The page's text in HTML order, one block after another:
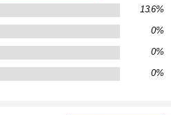
범한 일상이 극적으로 변하는 상상
대를 초월해 오늘날에도 유효하게
순히 신데렐라식 환상만을 심어 주는
어져 불합리한 대우를 받으면서도
켜 마침내 빛나는 미래를 얻은 소녀
13.6%
0%
0%
0%